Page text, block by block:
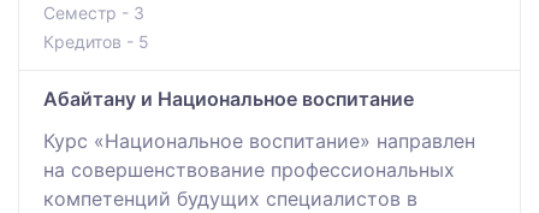
Семестр - 3
Кредитов - 5
Абайтану и Национальное воспитание
Курс «Национальное воспитание» направлен
на совершенствование профессиональных
компетенций будущих специалистов в